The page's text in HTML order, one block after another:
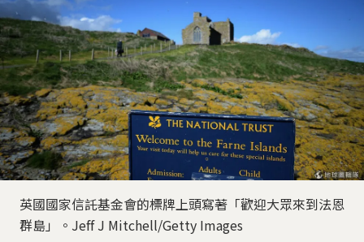
英國國家信託基金會的標牌上頭寫著「歡迎大眾來到法恩
群島」。Jeff J Mitchell/Getty Images